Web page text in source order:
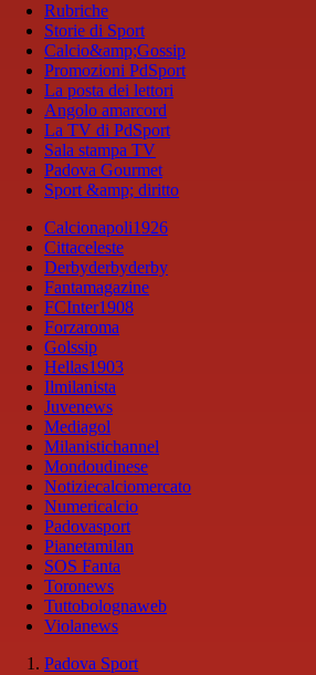
Rubriche
Storie di Sport
Calcio&amp;Gossip
Promozioni PdSport
La posta dei lettori
Angolo amarcord
La TV di PdSport
Sala stampa TV
Padova Gourmet
Sport &amp; diritto
Calcionapoli1926
Cittaceleste
Derbyderbyderby
Fantamagazine
FCInter1908
Forzaroma
Golssip
Hellas1903
Ilmilanista
Juvenews
Mediagol
Milanistichannel
Mondoudinese
Notiziecalciomercato
Numericalcio
Padovasport
Pianetamilan
SOS Fanta
Toronews
Tuttobolognaweb
Violanews
Padova Sport